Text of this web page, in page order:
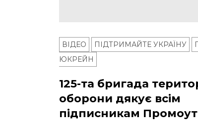
ВІДЕО ПІДТРИМАЙТЕ УКРАЇНУ
ЮКРЕЙН
125-та бригада
оборони дякує всім
підписникам